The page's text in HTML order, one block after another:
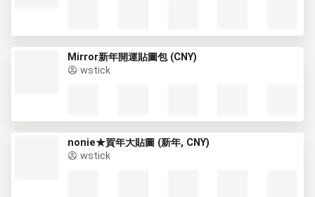
Mirror新年開運貼圖包 (CNY)
wstick
nonie★賀年大貼圖 (新年, CNY)
wstick